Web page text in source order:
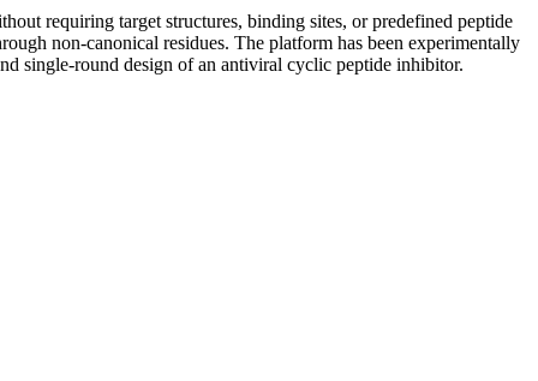
requiring target structures, binding sites, or predefined peptide
non-canonical residues. The platform has been experimentally
single-round design of an antiviral cyclic peptide inhibitor.